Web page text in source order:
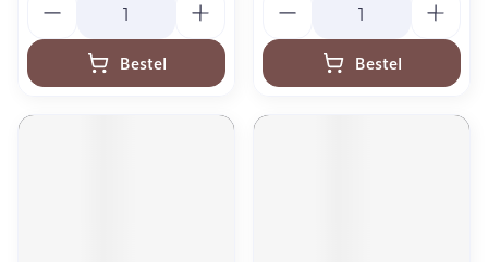
Bestel Bestel